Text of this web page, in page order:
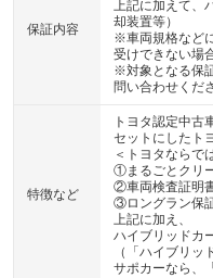
保証内容
上記に加えて、
却装置等）
※車両規格など
受けできない場
※対象となる保
問い合わせくだ
特徴など
トヨタ認定中古
セットにしたト
＜トヨタならで
①まるごとクリ
②車両検査証明
③ロングラン保
上記に加え、
ハイブリッドカ
（「ハイブリッ
サポカーなら、